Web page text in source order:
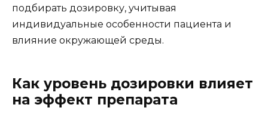
подбирать дозировку, учитывая
индивидуальные особенности пациента и
влияние окружающей среды.
Как уровень дозировки влияет
на эффект препарата